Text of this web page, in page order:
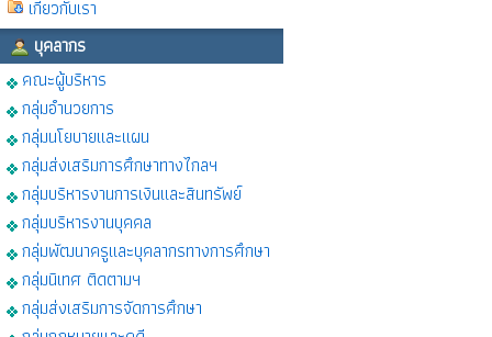
เกี่ยวกับเรา
บุคลากร
คณะผู้บริหาร
กลุ่มอำนวยการ
กลุ่มนโยบายและแผน
กลุ่มส่งเสริมการศึกษาทางไกลฯ
กลุ่มบริหารงานการเงินและสินทรัพย์
กลุ่มบริหารงานบุคคล
กลุ่มพัฒนาครูและบุคลากรทางการศึกษา
กลุ่มนิเทศ ติดตามฯ
กลุ่มส่งเสริมการจัดการศึกษา